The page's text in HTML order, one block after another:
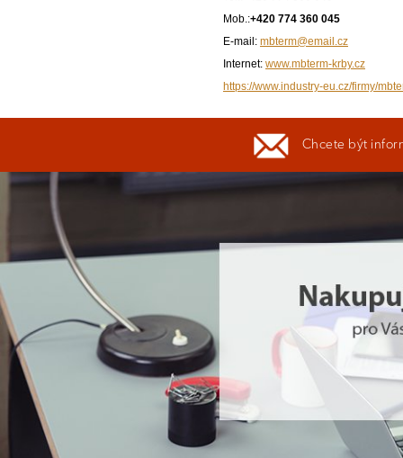
Mob.:+420 774 360 045
E-mail: mbterm@email.cz
Internet: www.mbterm-krby.cz
https://www.industry-eu.cz/firmy/
Chcete být